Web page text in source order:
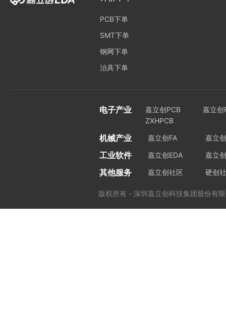
PCB下单
SMT下单
钢网下单
治具下单
电子产业 嘉立创PCB
嘉立创
ZXHPCB
机械产业 嘉立创FA 嘉立
工业软件 嘉立创EDA 嘉立
其他服务 嘉立创社区 硬创
版权所有 - 深圳嘉立创科技集团股份有